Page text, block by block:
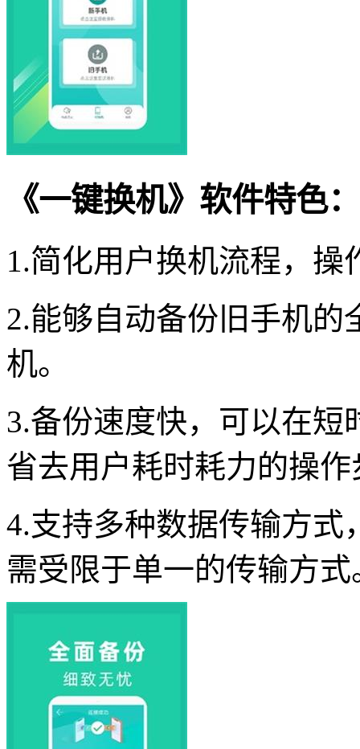
《一键换机》软件特色：
1.简化用户换机流程，操
2.能够自动备份旧手机的
机。
3.备份速度快，可以在
省去用户耗时耗力的操作
4.支持多种数据传输方式
需受限于单一的传输方式